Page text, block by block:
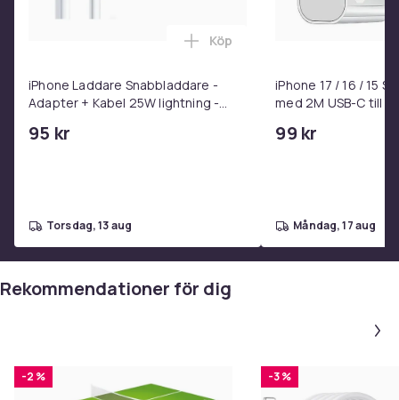
iPhone Laddare Snabbladdare -
Adapter + Kabel 25W lightning -
95 kr
Lägg till iPhone Laddare
Köp
torsdag, 13 aug
iPhone 17 / 16 / 15
med 2M USB-C till
99 kr
måndag, 17 aug
Rekommendationer för dig
-2 % -3 %